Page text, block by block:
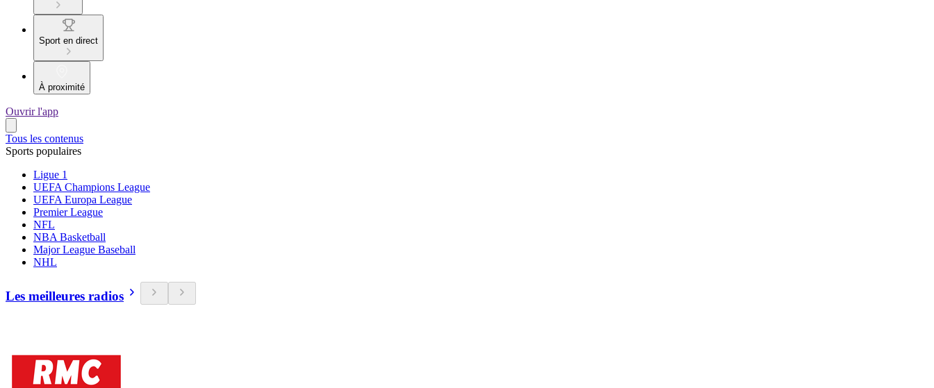
Sport en direct
À proximité
Ouvrir l'app
Tous les contenus
Sports populaires
Ligue 1
UEFA Champions League
UEFA Europa League
Premier League
NFL
NBA Basketball
Major League Baseball
NHL
Les meilleures radios